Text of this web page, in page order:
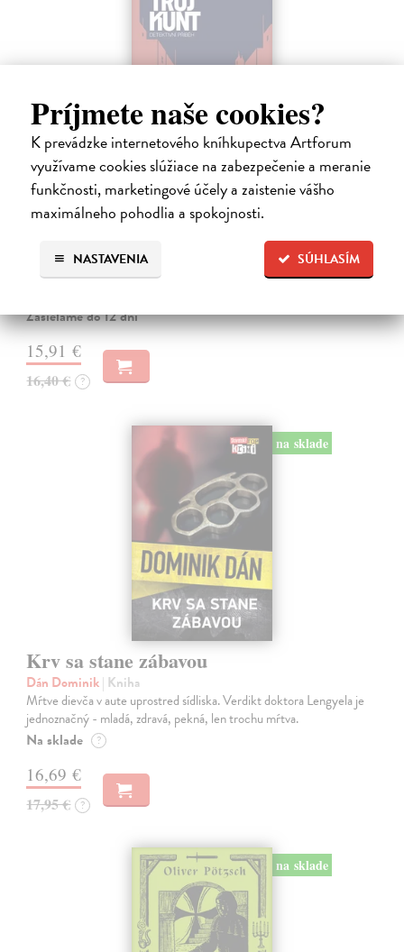
Príjmete naše cookies?
K prevádzke internetového kníhkupectva Artforum
využívame cookies slúžiace na zabezpečenie a meranie
funkčnosti, marketingové účely a zaistenie vášho
maximálneho pohodlia a spokojnosti.
SÚHLASÍM
NASTAVENIA
Tramwaj na Sachsenberg
Sagitarius Petr| Kniha
Tramwaj Cafe je kavárna v polském Těšíně a zároveň místo, kde se
sbíhají všechny nitky související s dalším brutálním zločinem, který
musí vyřešit Roman Saran, major ostravské kriminálky, a jeho tým.
Zasielame do 12 dní
15,91 €
16,40 € ?
na sklade
Krv sa stane zábavou
Dán Dominik| Kniha
Mŕtve dievča v aute uprostred sídliska. Verdikt doktora Lengyela je
jednoznačný - mladá, zdravá, pekná, len trochu mŕtva.
Na sklade ?
16,69 €
17,95 € ?
na sklade